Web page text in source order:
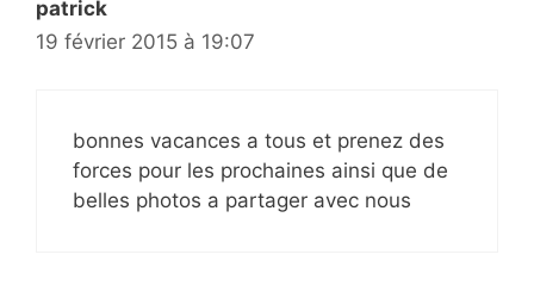
patrick
19 février 2015 à 19:07
bonnes vacances a tous et prenez des
forces pour les prochaines ainsi que de
belles photos a partager avec nous